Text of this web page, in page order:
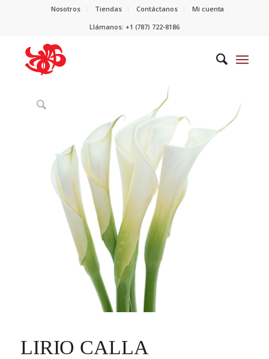
Nosotros Tiendas Contáctanos
Mi cuenta
Llámanos: +1 (787) 722-8186
LIRIO CALLA